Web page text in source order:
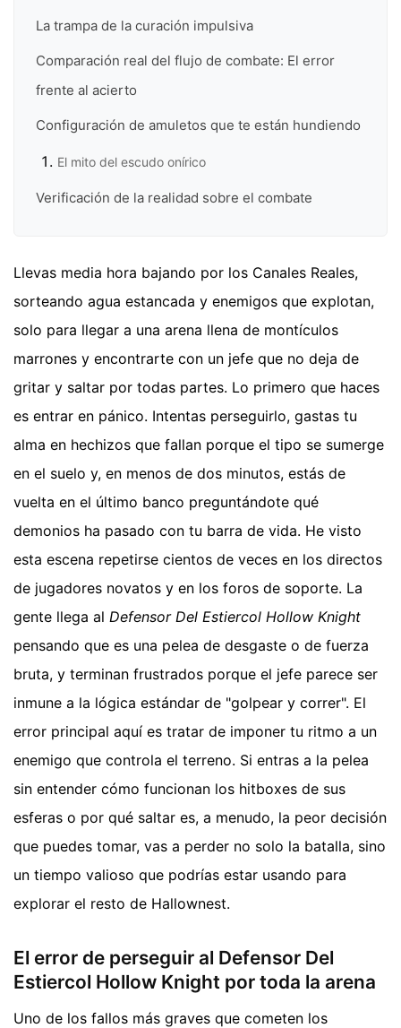
La trampa de la curación impulsiva
Comparación real del flujo de combate: El error
frente al acierto
Configuración de amuletos que te están hundiendo
El mito del escudo onírico
Verificación de la realidad sobre el combate
Llevas media hora bajando por los Canales Reales,
sorteando agua estancada y enemigos que explotan,
solo para llegar a una arena llena de montículos
marrones y encontrarte con un jefe que no deja de
gritar y saltar por todas partes. Lo primero que haces
es entrar en pánico. Intentas perseguirlo, gastas tu
alma en hechizos que fallan porque el tipo se sumerge
en el suelo y, en menos de dos minutos, estás de
vuelta en el último banco preguntándote qué
demonios ha pasado con tu barra de vida. He visto
esta escena repetirse cientos de veces en los directos
de jugadores novatos y en los foros de soporte. La
gente llega al Defensor Del Estiercol Hollow Knight
pensando que es una pelea de desgaste o de fuerza
bruta, y terminan frustrados porque el jefe parece ser
inmune a la lógica estándar de "golpear y correr". El
error principal aquí es tratar de imponer tu ritmo a un
enemigo que controla el terreno. Si entras a la pelea
sin entender cómo funcionan los hitboxes de sus
esferas o por qué saltar es, a menudo, la peor decisión
que puedes tomar, vas a perder no solo la batalla, sino
un tiempo valioso que podrías estar usando para
explorar el resto de Hallownest.
El error de perseguir al Defensor Del
Estiercol Hollow Knight por toda la arena
Uno de los fallos más graves que cometen los